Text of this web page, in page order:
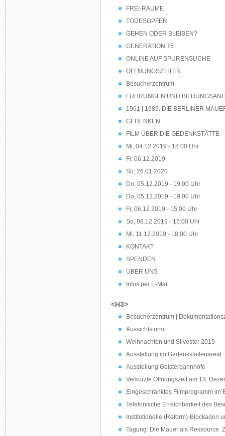
FREI-RÄUME
TODESOPFER
GEHEN ODER BLEIBEN?
GENERATION 75
ONLINE AUF SPURENSUCHE
ÖFFNUNGSZEITEN
Besucherzentrum
FÜHRUNGEN UND
1961 | 1989. DIE BERLINER
GEDENKEN
FILM ÜBER DIE GEDENKSTÄTTE
Mi, 04.12.2019 - 18:00 Uhr
Fr, 06.12.2019
So, 26.01.2020
Do, 05.12.2019 - 19:00 Uhr
Do, 05.12.2019 - 19:00 Uhr
Fr, 06.12.2019 - 15:00 Uhr
So, 08.12.2019 - 15:00 Uhr
Mi, 11.12.2019 - 18:00 Uhr
KONTAKT
SPENDEN
ÜBER UNS
Infos per E-Mail
<H3>
Besucherzentrum |
Aussichtsturm
Weihnachten und Silvester 2019
Ausstellung im Gedenkstättenareal
Ausstellung Geisterbahnhöfe
Verkürzte Öffnungszeit am 13.
Eingeschränktes Filmprogramm im
Telefonische Erreichbarkeit des
Institutionelle (Reform)-Blockaden
Tagung: Die Mauer als Ressource.